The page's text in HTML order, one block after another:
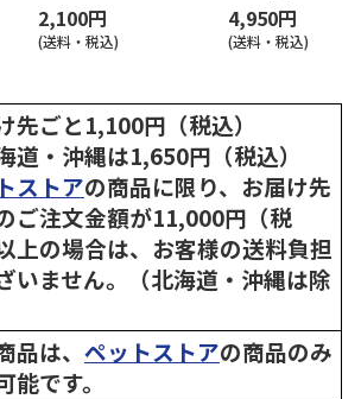
2,100円
(送料・税込)
4,950円
(送料・税込)
先ごと1,100円（税込）
道・沖縄は1,650円（税込）
ストアの商品に限り、お届け先
ご注文金額が11,000円（税
上の場合は、お客様の送料負担
いません。（北海道・沖縄は除
品は、 ペットストアの商品のみ
能です。